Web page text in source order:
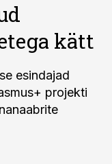
kätt
esindajad
projekti